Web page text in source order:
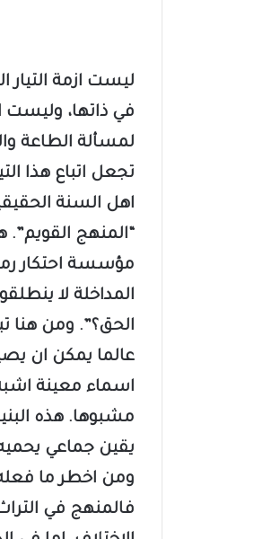
ليست ازمة التيار
في ذاتها،
لمسألة الطاعة
تجعل اتباع هذا
اهل السنة
“المنهج القويم”.
مؤسسة احتكار
المداخلة لا
الحق؟”. ومن هنا
عالما يمكن ان
اسماء معينة
مشبوها. هذه
يقين جماعي
ومن اخطر ما فعله
فالمنهج في